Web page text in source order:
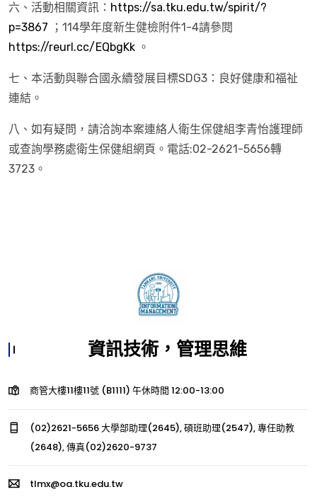
六、活動相關資訊： https://sa.tku.edu.tw/spirit/?
p=3867 ；114學年度新生健檢附件1-4請參閱
https://reurl.cc/EQbgKk 。
七、本活動與聯合國永續發展目標SDG3：良好健康和福祉
連結。
八、如有疑問，請洽詢本案連絡人衛生保健組李青怡護理師
或查詢學務處衛生保健組網頁。電話:02-2621-5656轉
3723。
資訊技術，管理思維
商管大樓11樓11號 (B1111) 午休時間 12:00-13:00
(02)2621-5656 大學部助理(2645), 碩班助理(2547), 專任助教
(2648), 傳真(02)2620-9737
tlmx@oa.tku.edu.tw